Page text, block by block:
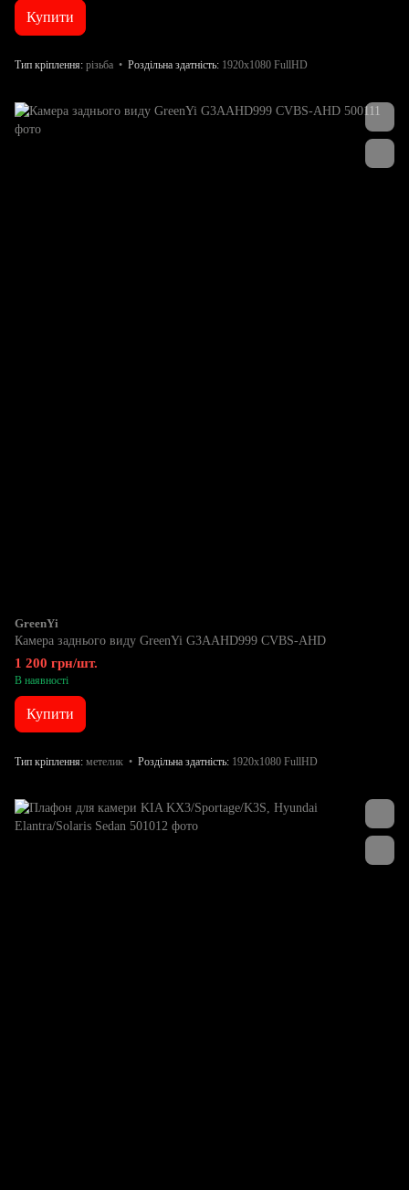
Купити
Тип кріплення різьба Роздільна здатність 1920x1080 FullHD
GreenYi
Камера заднього виду GreenYi G3AAHD999 CVBS-AHD
1 200 грн/шт.
В наявності
Купити
Тип кріплення метелик Роздільна здатність 1920x1080 FullHD